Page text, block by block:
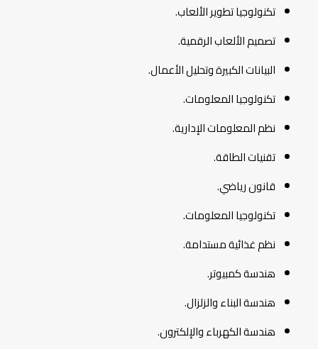
تكنولوجيا تطوير الألعاب.
تصميم الألعاب الرقمية.
البيانات الكبيرة وتحليل الأعمال.
تكنولوجيا المعلومات.
نظم المعلومات الإدارية.
تقنيات الطاقة.
قانون رياضي.
تكنولوجيا المعلومات.
نظم غذائية مستدامة.
هندسة كمبيوتر.
هندسة البناء والزلزال.
هندسة الكهرباء والإلكترون.